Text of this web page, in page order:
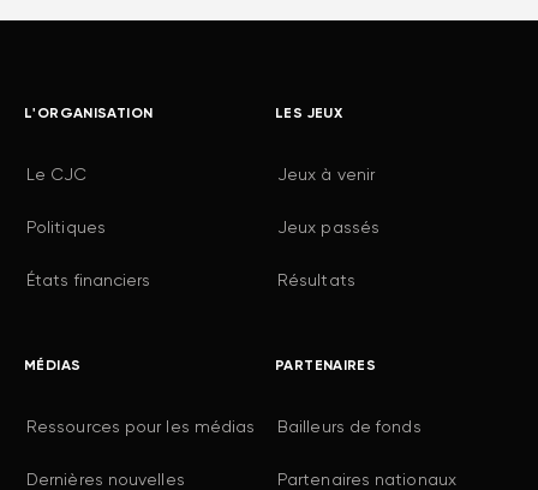
L'ORGANISATION
Le CJC
Politiques
États financiers
LES JEUX
Jeux à venir
Jeux passés
Résultats
MÉDIAS
Ressources pour les médias
Dernières nouvelles
PARTENAIRES
Bailleurs de fonds
Partenaires nationaux